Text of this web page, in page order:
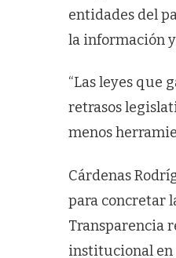
entidades del
la información
“Las leyes que
retrasos
menos
Cárdenas
para concretar
Transparencia
institucional en